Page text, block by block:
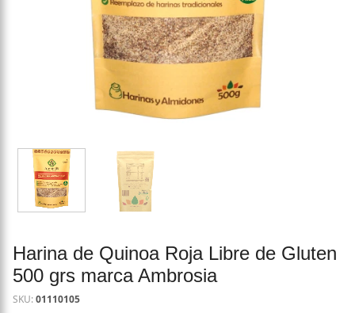
Harina de Quinoa Roja Libre de Gluten
500 grs marca Ambrosia
SKU:01110105